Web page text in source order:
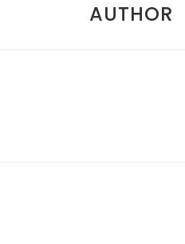
AUTHOR